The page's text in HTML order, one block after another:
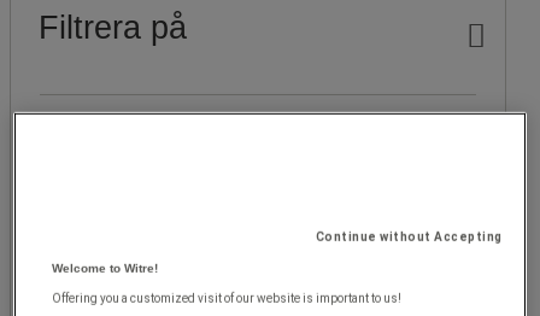
Filtrera på
Mellan 1 000 kr och 2 000 kr (1 )
1 000 kr
Continue without Accepting
Welcome to Witre!
Offering you a customized visit of our website is important to us!